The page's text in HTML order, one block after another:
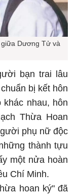
Dương Tử và
bạn trai lâu
bị kết hôn
nhau, hôn
Thừa Hoan
phụ nữ độc
thành tựu
một nửa hoàn
Chí Minh.
hoan ký" đã